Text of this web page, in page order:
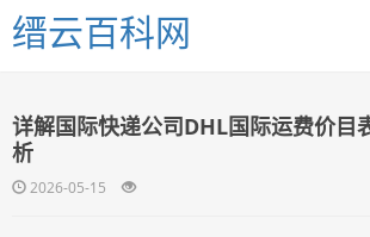
缙云百科网
详解国际快递公司DHL国际运费价目
析
2026-05-15